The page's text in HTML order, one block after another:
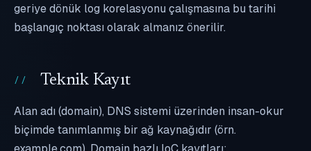
geriye dönük log korelasyonu çalışmasına bu tarihi
başlangıç noktası olarak almanız önerilir.
Teknik Kayıt
Alan adı (domain), DNS sistemi üzerinden insan-okur
biçimde tanımlanmış bir ağ kaynağıdır (örn.